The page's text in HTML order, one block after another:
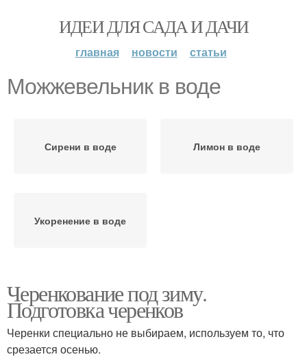
ИДЕИ ДЛЯ САДА И ДАЧИ
главная новости статьи
Можжевельник в воде
Сирени в воде Лимон в воде
Укоренение в воде
Черенкование под зиму.
Подготовка черенков
Черенки специально не выбираем, используем то, что
срезается осенью.